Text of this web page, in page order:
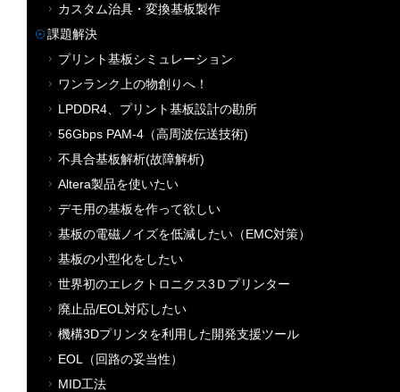
カスタム治具・変換基板製作
課題解決
プリント基板シミュレーション
ワンランク上の物創りへ！
LPDDR4、プリント基板設計の勘所
56Gbps PAM-4（高周波伝送技術)
不具合基板解析(故障解析)
Altera製品を使いたい
デモ用の基板を作って欲しい
基板の電磁ノイズを低減したい（EMC対策）
基板の小型化をしたい
世界初のエレクトロニクス3Ｄプリンター
廃止品/EOL対応したい
機構3Dプリンタを利用した開発支援ツール
EOL（回路の妥当性）
MID工法